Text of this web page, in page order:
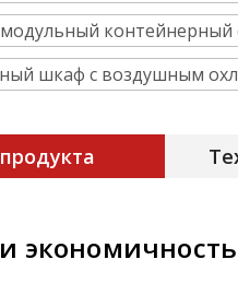
контейнерный
шкаф с воздушным